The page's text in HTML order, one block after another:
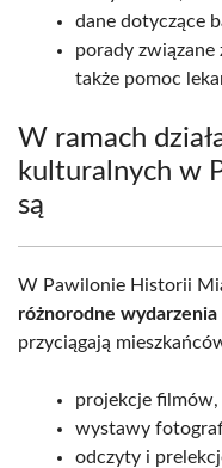
dane dotyczące
porady
także pomoc
W ramach
kulturalnych w
są
W Pawilonie Historii
różnorodne
przyciągają
projekcje filmów,
wystawy
odczyty i